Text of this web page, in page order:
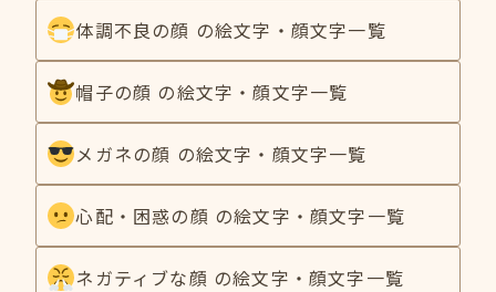
体調不良の顔 の絵文字・顔文字一覧
帽子の顔 の絵文字・顔文字一覧
メガネの顔 の絵文字・顔文字一覧
心配・困惑の顔 の絵文字・顔文字一覧
ネガティブな顔 の絵文字・顔文字一覧